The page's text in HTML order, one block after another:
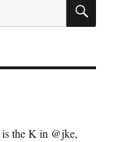
is the K in @jke,